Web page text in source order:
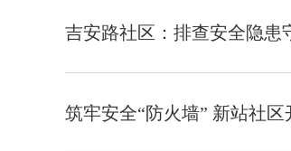
吉安路社区：排查安全隐患
筑牢安全“防火墙” 新站社